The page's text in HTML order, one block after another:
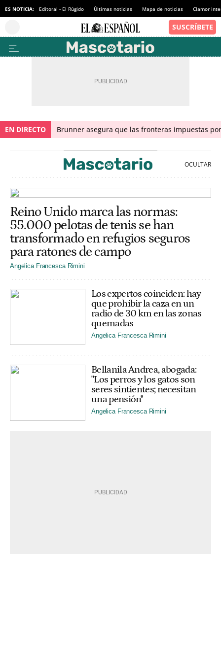
ES NOTICIA: Editoral - El Rúgido Últimas noticias Mapa de noticias Clamor
EN DIRECTO Brunner asegura que las fronteras impuestas
Reino Unido marca las normas:
55.000 pelotas de tenis se han
transformado en refugios seguros
para ratones de campo
Angelica Francesca Rimini
Los expertos coinciden: hay
que prohibir la caza en un
radio de 30 km en las zonas
quemadas
Angelica Francesca Rimini
Bellanila Andrea, abogada:
"Los perros y los gatos son
seres sintientes; necesitan
una pensión"
Angelica Francesca Rimini